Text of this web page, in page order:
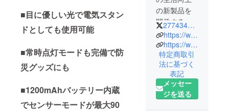
■目に優しい光で電気スタン
ドとしても使用可能
■常時点灯モードも完備で防
災グッズにも
■1200mAhバッテリー内蔵
でセンサーモードが最大90
の新製品を
開発するた
めに設立し
ました。面
白いアイ
ディアや考
えを現実に
するよう、
製品をデザ
277434286
https://www.youtube.com/channel/UCsr-Q3BcBZGi5R_Am5ueo6A/featured
https://www.facebook.com/GEMINIEC2019
特定商取引
法に基づく
表記
メッセー
ジを送る